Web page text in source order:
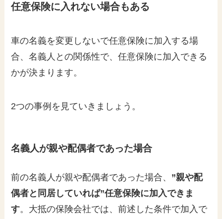
任意保険に入れない場合もある
車の名義を変更しないで任意保険に加入する場
合、名義人との関係性で、任意保険に加入できる
かが決まります。
2つの事例を見ていきましょう。
名義人が親や配偶者であった場合
前の名義人が親や配偶者であった場合、 ”親や配
偶者と同居していれば”任意保険に加入できま
す。大抵の保険会社では、前述した条件で加入で